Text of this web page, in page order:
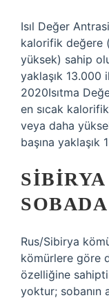
Isıl Değer
kalorifik değere
yüksek) sahip
yaklaşık 13.000
2020Isıtma
en sıcak
veya daha
başına yaklaşık
Rus/Sibirya
kömürlere göre
özelliğine
yoktur; sobanın